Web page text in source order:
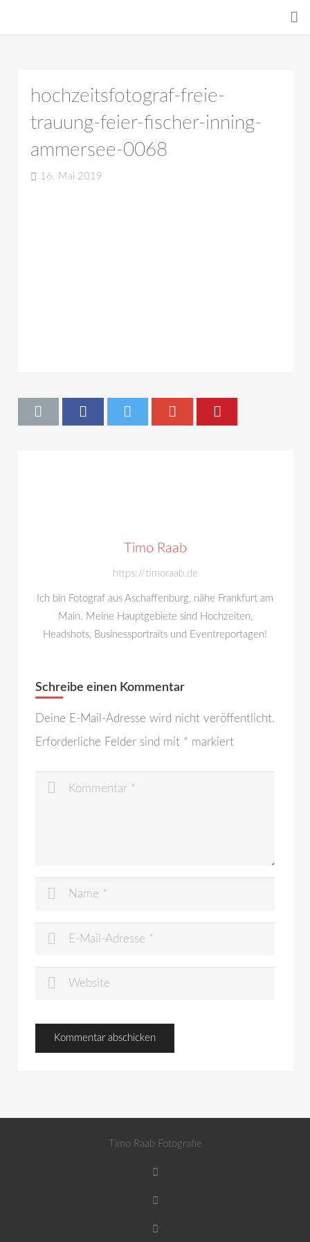
hochzeitsfotograf-freie-
trauung-feier-fischer-inning-
ammersee-0068
16. Mai 2019
Timo Raab
https://timoraab.de
Ich bin Fotograf aus Aschaffenburg, nähe Frankfurt am
Main. Meine Hauptgebiete sind Hochzeiten,
Headshots, Businessportraits und Eventreportagen!
Schreibe einen Kommentar
Deine E-Mail-Adresse wird nicht veröffentlicht.
Erforderliche Felder sind mit * markiert
Timo Raab Fotografie